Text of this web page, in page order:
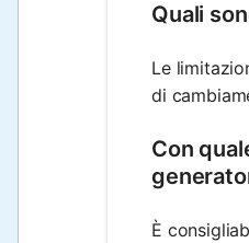
Quali
Le
di
Con
È